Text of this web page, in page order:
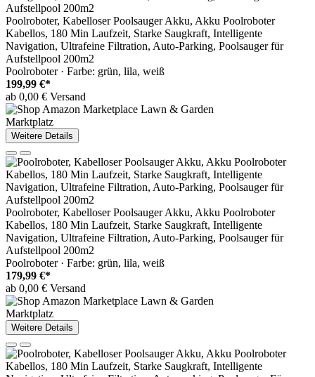
Poolroboter, Kabelloser Poolsauger Akku, Akku Poolroboter
Kabellos, 180 Min Laufzeit, Starke Saugkraft, Intelligente
Navigation, Ultrafeine Filtration, Auto-Parking, Poolsauger für
Aufstellpool 200m2
Poolroboter · Farbe: grün, lila, weiß
199,99 €*
ab 0,00 € Versand
Marktplatz
Weitere Details
Poolroboter, Kabelloser Poolsauger Akku, Akku Poolroboter
Kabellos, 180 Min Laufzeit, Starke Saugkraft, Intelligente
Navigation, Ultrafeine Filtration, Auto-Parking, Poolsauger für
Aufstellpool 200m2
Poolroboter · Farbe: grün, lila, weiß
179,99 €*
ab 0,00 € Versand
Marktplatz
Weitere Details